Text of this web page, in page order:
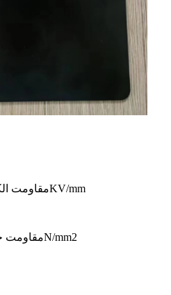
مقاومت الکتریکی لایه عمودی: ≥10.2KV/mm
مقاومت خمشی لایه عمودی：≥420N/mm2